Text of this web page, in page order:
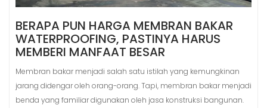
BERAPA PUN HARGA MEMBRAN BAKAR
WATERPROOFING, PASTINYA HARUS
MEMBERI MANFAAT BESAR
Membran bakar menjadi salah satu istilah yang kemungkinan
jarang didengar oleh orang-orang. Tapi, membran bakar menjadi
benda yang familiar digunakan oleh jasa konstruksi bangunan.